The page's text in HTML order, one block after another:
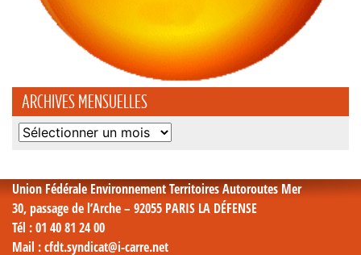
ARCHIVES MENSUELLES
Archives
Union Fédérale Environnement Territoires Autoroutes Mer
30, passage de l’Arche – 92055 PARIS LA DÉFENSE
Tél : 01 40 81 24 00
Mail : cfdt.syndicat@i-carre.net